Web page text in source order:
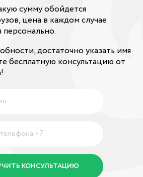
сумму обойдется
цена в каждом случае
персонально.
достаточно указать имя
бесплатную консультацию от